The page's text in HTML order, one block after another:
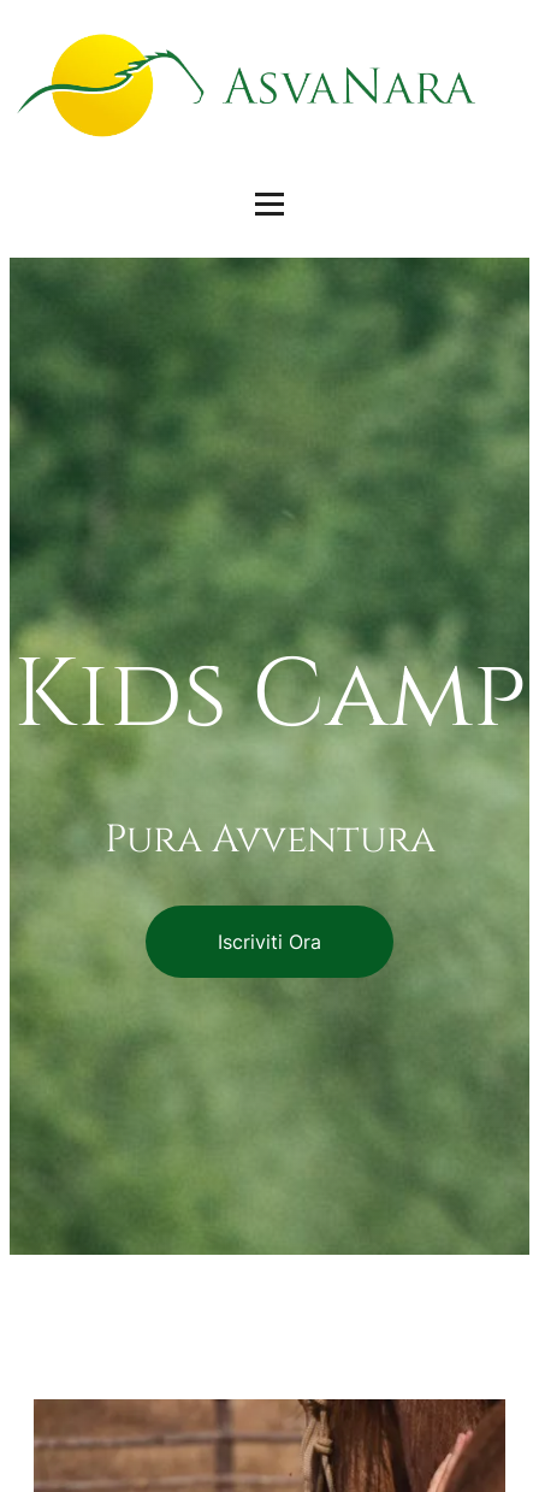
Kids Camp
Pura Avventura
Iscriviti Ora